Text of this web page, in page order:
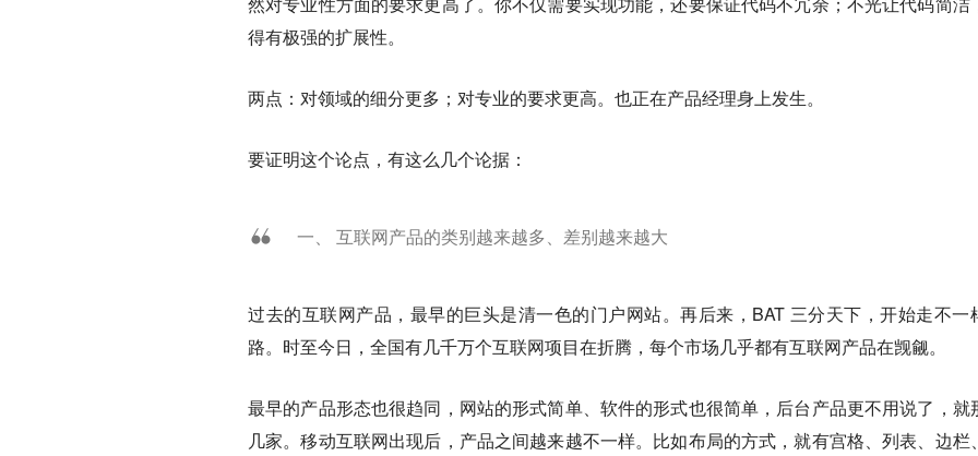
得有极强的扩展性。
两点： 对领域的细分更多；对专业的要求更高。 也正在产品经理身上发生。
要证明这个论点，有这么几个论据：
一、 互联网产品的类别越来越多、差别越来越大
过去的互联网产品，最早的巨头是清一色的门户网站。再后来，BAT 三分天下，开始走不一
路。时至今日，全国有几千万个互联网项目在折腾，每个市场几乎都有互联网产品在觊觎。
最早的产品形态也很趋同，网站的形式简单、软件的形式也很简单，后台产品更不用说了，就
几家。移动互联网出现后，产品之间越来越不一样。比如布局的方式，就有宫格、列表、边栏